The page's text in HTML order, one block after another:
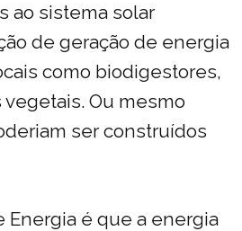
ao sistema solar
de geração de energia
como biodigestores,
Ou mesmo
ser construídos
é que a energia